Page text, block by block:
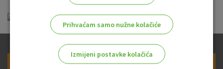
sazetak_izmjena_i_dopuna_opcih_uvjeta.pdf
Prihvaćam samo nužne kolačiće
Izmijeni postavke kolačića